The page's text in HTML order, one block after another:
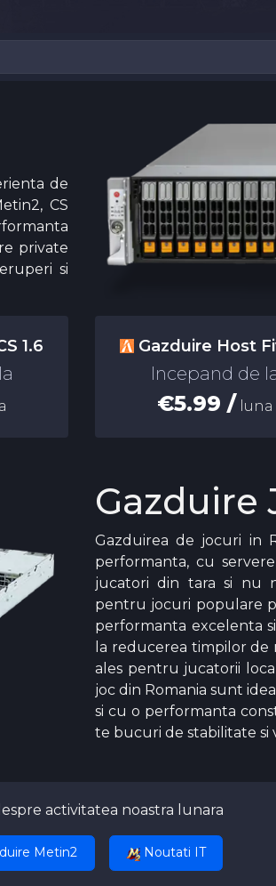
de
CS
private
si
1.6 Gazduire Host
Incepand de
€5.99 / luna
Gazduire
Gazduirea de jocuri in
performanta, cu
jucatori din tara si nu
pentru jocuri populare
performanta excelenta
la reducerea timpilor de
ales pentru jucatorii
joc din Romania sunt
si cu o performanta
te bucuri de stabilitate si
activitatea noastra lunara
Metin2 Noutati IT